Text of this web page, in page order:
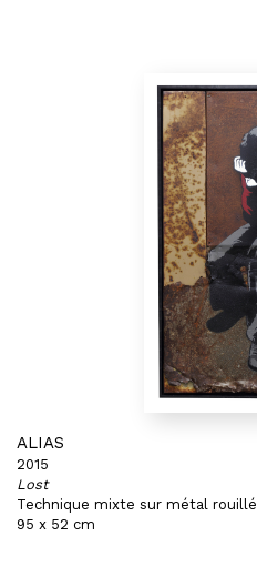
ALIAS
2015
Lost
Technique mixte sur métal rouillé
95 x 52 cm